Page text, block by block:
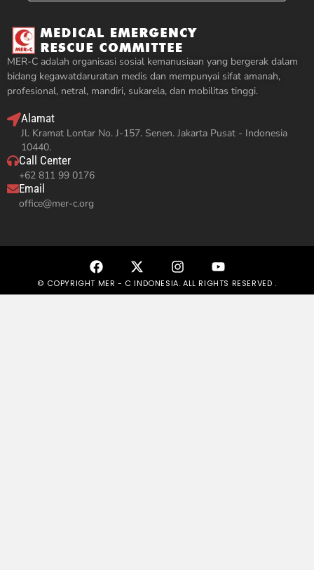
MER-C adalah organisasi sosial kemanusiaan yang bergerak dalam
bidang kegawatdaruratan medis dan mempunyai sifat amanah,
profesional, netral, mandiri, sukarela, dan mobilitas tinggi.
Alamat
Jl. Kramat Lontar No. J-157. Senen. Jakarta Pusat - Indonesia
10440.
Call Center
+62 811 99 0176
Email
office@mer-c.org
© COPYRIGHT MER - C INDONESIA. ALL RIGHTS RESERVED .